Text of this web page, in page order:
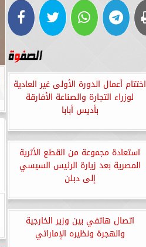
اختتام أعمال الدورة الأولى غير العادية
لوزراء التجارة والصناعة الأفارقة
بأديس أبابا
استعادة مجموعة من القطع الأثرية
المصرية بعد زيارة الرئيس السيسي
إلى دبلن
اتصال هاتفي بين وزير الخارجية
والهجرة ونظيره الإماراتي